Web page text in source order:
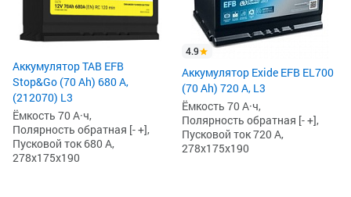
Аккумулятор TAB EFB
Stop&Go (70 Ah) 680 А,
(212070) L3
Ёмкость 70 А·ч,
Полярность обратная [- +],
Пусковой ток 680 А,
278x175x190
4.9
Аккумулятор Exide EFB EL700
(70 Ah) 720 А, L3
Ёмкость 70 А·ч,
Полярность обратная [- +],
Пусковой ток 720 А,
278x175x190